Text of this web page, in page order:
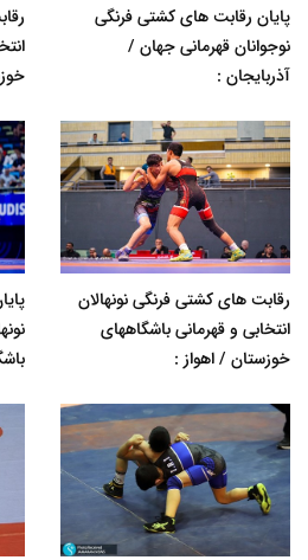
پایان رقابت های کشتی فرنگی
نوجوانان قهرمانی جهان /
آذربایجان :
رقابت های کشتی فرنگی نونهالان
انتخابی و قهرمانی باشگاههای
خوزستان / اهواز :